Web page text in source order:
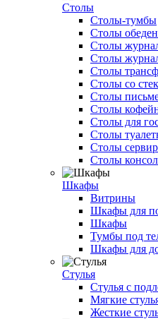
Столы
Столы-тумбы
Столы
Столы
Столы
Столы
Столы со
Столы
Столы
Столы для
Столы
Столы
Столы
Шкафы
Витрины
Шкафы для
Шкафы
Тумбы под
Шкафы для
Стулья
Стулья с
Мягкие
Жесткие